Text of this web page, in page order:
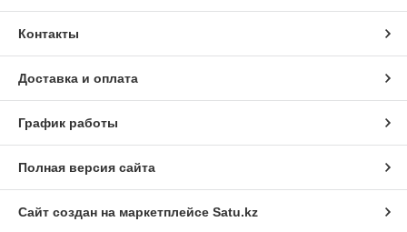
Контакты
Доставка и оплата
График работы
Полная версия сайта
Сайт создан на маркетплейсе Satu.kz